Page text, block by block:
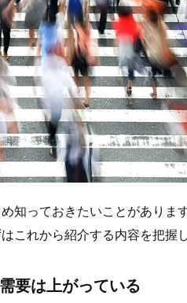
知っておきたいことがありま
これから紹介する内容を把握
要は上がっている